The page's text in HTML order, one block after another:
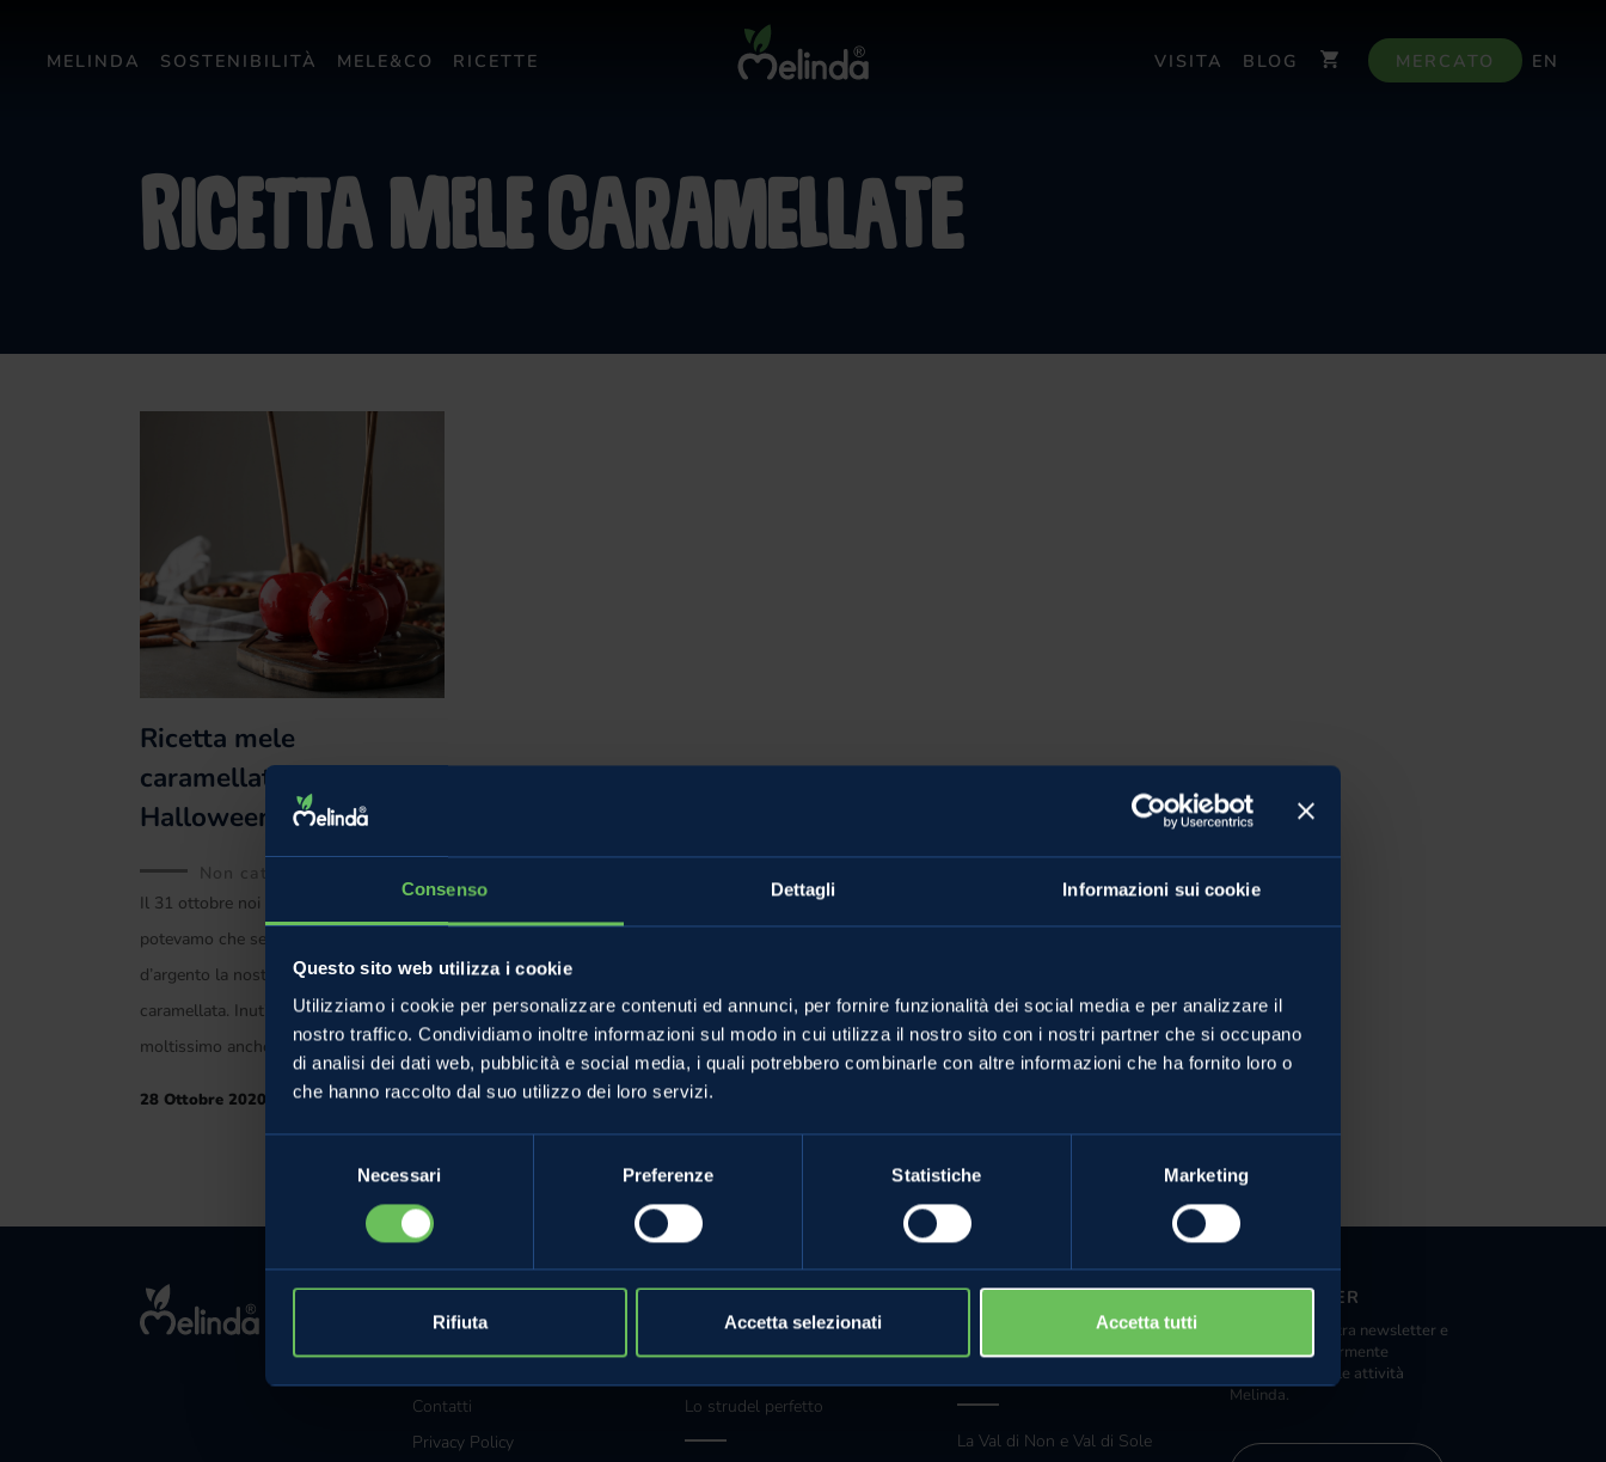
Consenso Dettagli Informazioni sui cookie
Questo sito web utilizza i cookie
Utilizziamo i cookie per personalizzare contenuti ed annunci, per fornire funzionalità dei social media e per analizzare il
nostro traffico. Condividiamo inoltre informazioni sul modo in cui utilizza il nostro sito con i nostri partner che si occupano
di analisi dei dati web, pubblicità e social media, i quali potrebbero combinarle con altre informazioni che ha fornito loro o
che hanno raccolto dal suo utilizzo dei loro servizi.
Necessari Preferenze Statistiche Marketing
Rifiuta Accetta selezionati Accetta tutti
MELINDA SOSTENIBILITÀ MELE&CO RICETTE VISITA BLOG MERCATO EN
Ricetta mele caramellate
Ricetta mele
caramellate: per un
Halloween da paura!
Non categorizzato
Il 31 ottobre noi di Melinda non
potevamo che servirvi su un piatto
d’argento la nostra ricetta della mela
caramellata. Inutile dirlo: piace
moltissimo anche agli
28 Ottobre 2020
MELINDA
L'azienda
Contatti
Privacy Policy
MELE VAL DI NON
Le mele e gli altri prodotti
Lo strudel perfetto
ANCHE TU
Grossisti e grande distribuzione
La Val di Non e Val di Sole
NEWSLETTER
Iscriviti alla nostra newsletter e
riceverai regolarmente
informazioni sulle attività
Melinda.